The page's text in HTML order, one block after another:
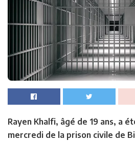
Rayen Khalfi, âgé de 19 ans, a
mercredi de la prison civile de